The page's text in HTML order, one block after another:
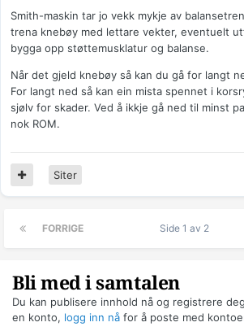
Smith-maskin tar jo vekk mykje av
trena knebøy med lettare vekter, eventuelt
bygga opp støttemusklatur og balanse.
Når det gjeld knebøy så kan du gå for langt
For langt ned så kan ein mista spennet i
sjølv for skader. Ved å ikkje gå ned til minst
nok ROM.
Siter
FORRIGE Side 1 av 2
Bli med i samtalen
Du kan publisere innhold nå og registrere
en konto, logg inn nå for å poste med